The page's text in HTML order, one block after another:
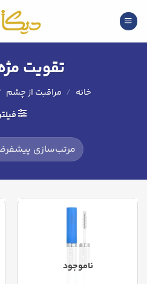
content
تقویت
خانه / مراقبت از چشم
ناموجود